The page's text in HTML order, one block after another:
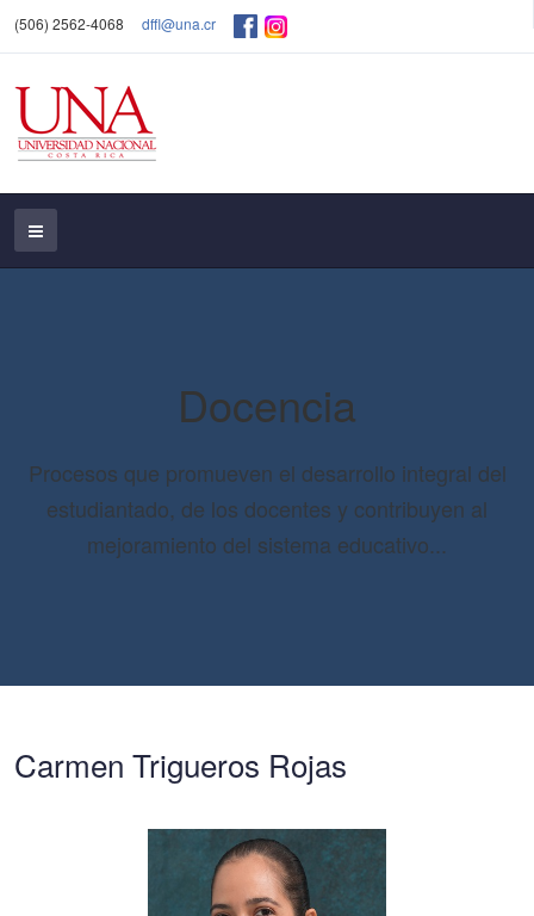
(506) 2562-4068 dffl@una.cr
Docencia
Procesos que promueven el desarrollo integral del
estudiantado, de los docentes y contribuyen al
mejoramiento del sistema educativo...
Carmen Trigueros Rojas